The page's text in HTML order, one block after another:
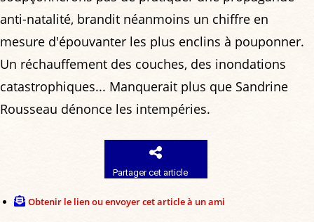
anti-natalité, brandit néanmoins un chiffre en
mesure d'épouvanter les plus enclins à pouponner.
Un réchauffement des couches, des inondations
catastrophiques... Manquerait plus que Sandrine
Rousseau dénonce les intempéries.
Partager cet article
Obtenir le lien ou envoyer cet article à un ami